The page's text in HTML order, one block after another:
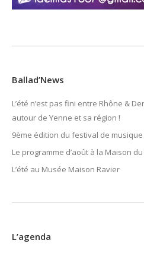
Ballad’News
L’été n’est pas fini entre Rhône &
autour de Yenne et sa région !
9ème édition du festival de
Le programme d’août à la Maison
L’été au Musée Maison Ravier
L’agenda